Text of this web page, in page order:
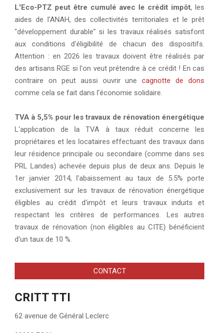
L'Eco-PTZ peut être cumulé avec le crédit impôt, les
aides de l'ANAH, des collectivités territoriales et le prêt
"développement durable" si les travaux réalisés satisfont
aux conditions d'éligibilité de chacun des dispositifs.
Attention : en 2026 les travaux doivent être réalisés par
des artisans RGE si l'on veut prétendre à ce crédit ! En cas
contraire on peut aussi ouvrir unecagnotte de dons
comme cela se fait dans l'économie solidaire.
TVA à 5,5% pour les travaux de rénovation énergétique
L'application de la TVA à taux réduit concerne les
propriétaires et les locataires effectuant des travaux dans
leur résidence principale ou secondaire (comme dans ses
PRL Landes) achevée depuis plus de deux ans. Depuis le
1er janvier 2014, l'abaissement au taux de 5.5% porte
exclusivement sur les travaux de rénovation énergétique
éligibles au crédit d'impôt et leurs travaux induits et
respectant les critères de performances. Les autres
travaux de rénovation (non éligibles au CITE) bénéficient
d'un taux de 10 %.
CONTACT
CRITT TTI
62 avenue de Général Leclerc